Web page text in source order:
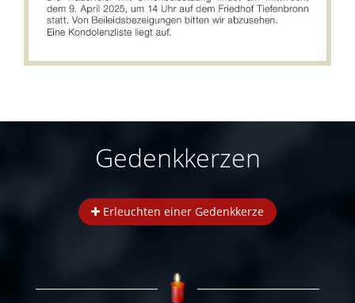
Gedenkkerzen
Erleuchten einer Gedenkkerze